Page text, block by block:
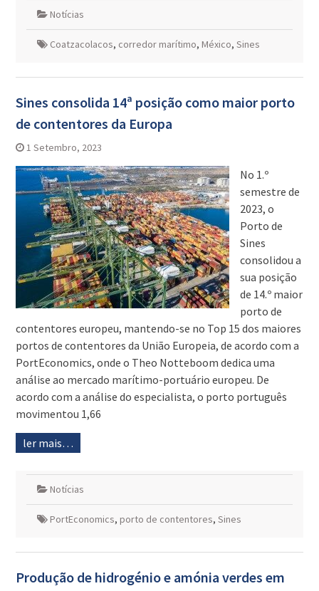
Notícias
Coatzacolacos, corredor marítimo, México, Sines
Sines consolida 14ª posição como maior porto
de contentores da Europa
1 Setembro, 2023
No 1.º
semestre de
2023, o
Porto de
Sines
consolidou a
sua posição
de 14.º maior
porto de
contentores europeu, mantendo-se no Top 15 dos maiores
portos de contentores da União Europeia, de acordo com a
PortEconomics, onde o Theo Notteboom dedica uma
análise ao mercado marítimo-portuário europeu. De
acordo com a análise do especialista, o porto português
movimentou 1,66
ler mais…
Notícias
PortEconomics, porto de contentores, Sines
Produção de hidrogénio e amónia verdes em